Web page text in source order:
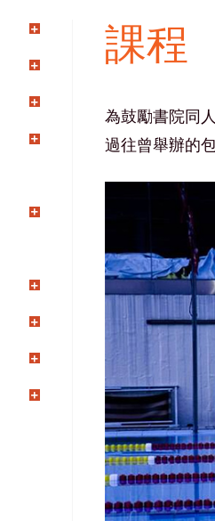
課程
為鼓勵書院同
過往曾舉辦的